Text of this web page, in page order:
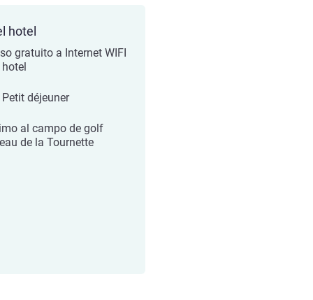
hotel
gratuito a Internet WIFI
hotel
déjeuner
al campo de golf
de la Tournette